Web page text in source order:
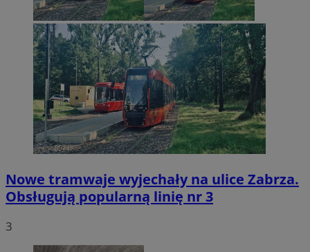
Nowe tramwaje wyjechały na ulice Zabrza.
Obsługują popularną linię nr 3
3